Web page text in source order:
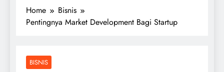
Home
Bisnis
Pentingnya Market Development Bagi Startup
BISNIS